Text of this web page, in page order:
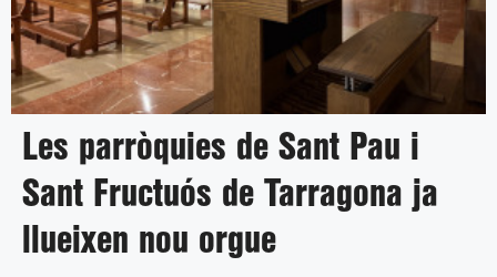
Les parròquies de Sant Pau i
Sant Fructuós de Tarragona ja
llueixen nou orgue